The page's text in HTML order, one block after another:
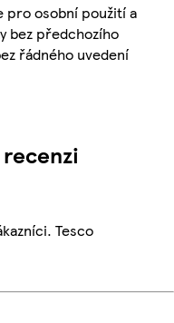
pro osobní použití a
bez předchozího
řádného uvedení
Tesco